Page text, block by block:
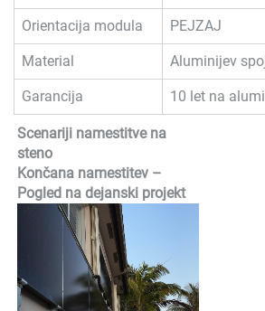
Orientacija modula PEJZAJ
Material Aluminijev
Garancija 10 let na
Scenariji namestitve na
steno
Končana namestitev –
Pogled na dejanski projekt